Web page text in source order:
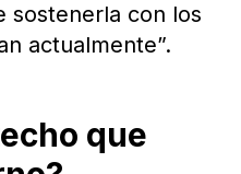
sostenerla con los
actualmente”.
que